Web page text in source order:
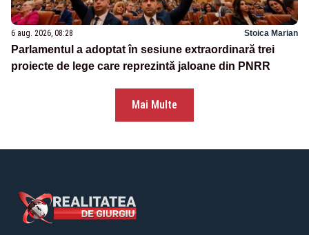
6 aug. 2026, 08:28 Stoica Marian
Parlamentul a adoptat în sesiune extraordinară trei
proiecte de lege care reprezintă jaloane din PNRR
Mai Multe